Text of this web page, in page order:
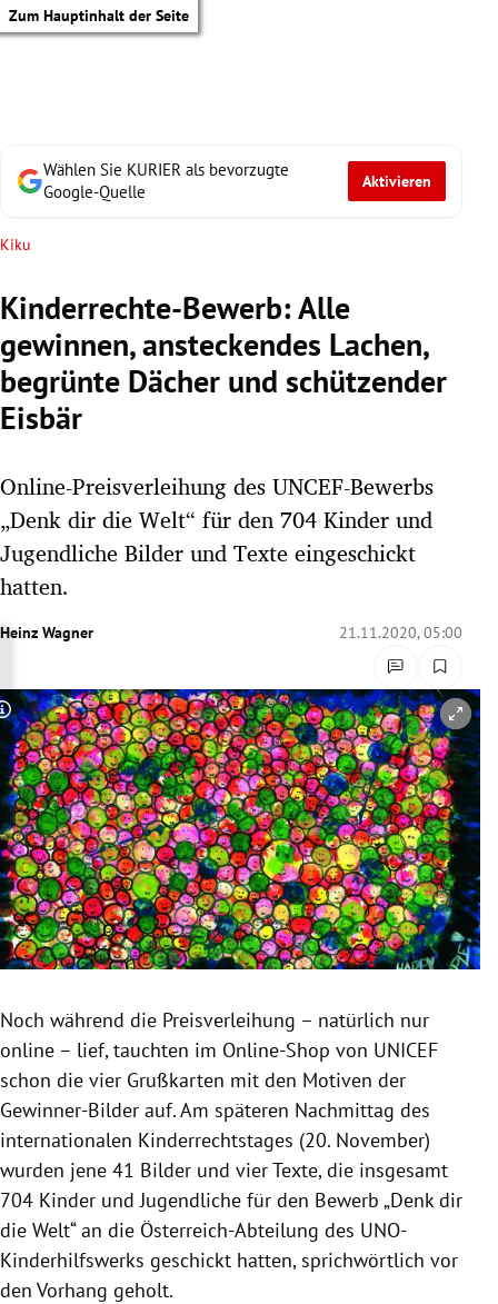
Zum Hauptinhalt der Seite
Untermenü
Untermenü
Untermenü
Untermenü
Untermenü
Untermenü
Untermenü
Untermenü
Wählen Sie KURIER als bevorzugte
Google-Quelle
Aktivieren
Kiku
Kinderrechte-Bewerb: Alle
gewinnen, ansteckendes Lachen,
begrünte Dächer und schützender
Eisbär
Online-Preisverleihung des UNCEF-Bewerbs
„Denk dir die Welt“ für den 704 Kinder und
Jugendliche Bilder und Texte eingeschickt
hatten.
Heinz Wagner 21.11.2020, 05:00
Copyright-Hinweis öffnen/schließen
Noch während die Preisverleihung – natürlich nur
online – lief, tauchten im Online-Shop von UNICEF
schon die vier Grußkarten mit den Motiven der
Gewinner-Bilder auf. Am späteren Nachmittag des
internationalen Kinderrechtstages (20. November)
wurden jene 41 Bilder und vier Texte, die insgesamt
704 Kinder und Jugendliche für den Bewerb „Denk dir
die Welt“ an die Österreich-Abteilung des UNO-
Kinderhilfswerks geschickt hatten, sprichwörtlich vor
den Vorhang geholt.